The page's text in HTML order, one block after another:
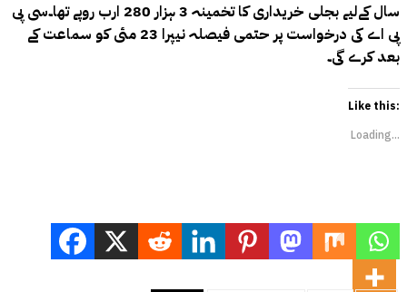
سال کےلیے بجلی خریداری کا تخمینہ 3 ہزار 280 ارب روپے تھا۔سی پی
پی اے کی درخواست پر حتمی فیصلہ نیپرا 23 مئی کو سماعت کے
بعد کرے گی۔
Like this:
Loading...